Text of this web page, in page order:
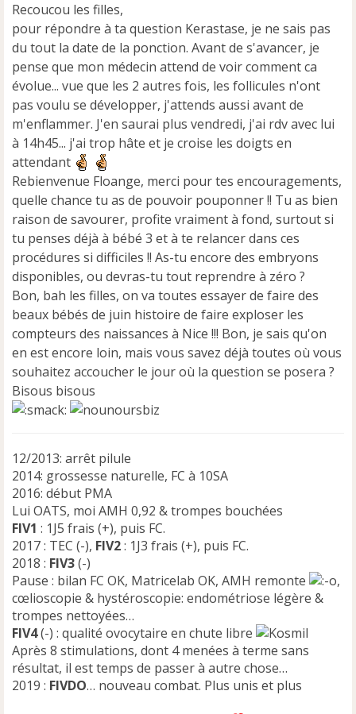
a
g
e
n
o
n
l
u
Recoucou les filles,
pour répondre à ta question Kerastase, je ne sais pas
du tout la date de la ponction. Avant de s'avancer, je
pense que mon médecin attend de voir comment ca
évolue... vue que les 2 autres fois, les follicules n'ont
pas voulu se développer, j'attends aussi avant de
m'enflammer. J'en saurai plus vendredi, j'ai rdv avec lui
à 14h45... j'ai trop hâte et je croise les doigts en
attendant
Rebienvenue Floange, merci pour tes encouragements,
quelle chance tu as de pouvoir pouponner !! Tu as bien
raison de savourer, profite vraiment à fond, surtout si
tu penses déjà à bébé 3 et à te relancer dans ces
procédures si difficiles !! As-tu encore des embryons
disponibles, ou devras-tu tout reprendre à zéro ?
Bon, bah les filles, on va toutes essayer de faire des
beaux bébés de juin histoire de faire exploser les
compteurs des naissances à Nice !!! Bon, je sais qu'on
en est encore loin, mais vous savez déjà toutes où vous
souhaitez accoucher le jour où la question se posera ?
Bisous bisous
12/2013: arrêt pilule
2014: grossesse naturelle, FC à 10SA
2016: début PMA
Lui OATS, moi AMH 0,92 & trompes bouchées
FIV1 : 1J5 frais (+), puis FC.
2017 : TEC (-), FIV2: 1J3 frais (+), puis FC.
2018 : FIV3(-)
Pause : bilan FC OK, Matricelab OK, AMH remonte
,
cœlioscopie & hystéroscopie: endométriose légère &
trompes nettoyées…
FIV4(-) : qualité ovocytaire en chute libre
Après 8 stimulations, dont 4 menées à terme sans
résultat, il est temps de passer à autre chose…
2019 : FIVDO… nouveau combat. Plus unis et plus